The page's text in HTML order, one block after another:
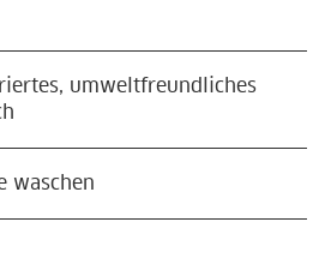
umweltfreundliches
waschen